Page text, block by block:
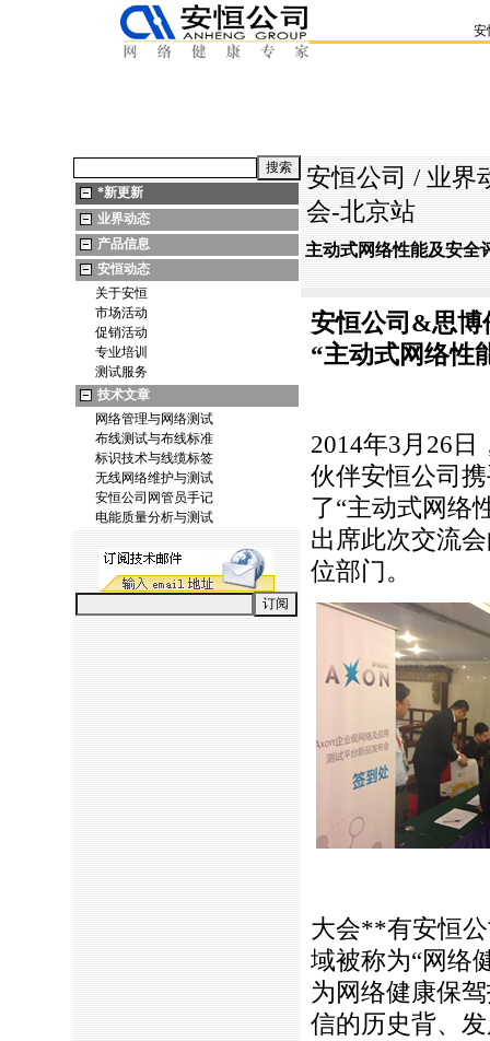
安
*新更新
业界动态
产品信息
安恒动态
关于安恒
市场活动
促销活动
专业培训
测试服务
技术文章
网络管理与网络测试
布线测试与布线标准
标识技术与线缆标签
无线网络维护与测试
安恒公司网管员手记
电能质量分析与测试
安恒公司 / 业界
会-北京站
主动式网络性能及安全
安恒公司&思博
“主动式网络性
2014年3月26
伙伴安恒公司
了“主动式网络
出席此次交流
位部门。
大会**有安恒
域被称为“网络
为网络健康保
信的历史背、